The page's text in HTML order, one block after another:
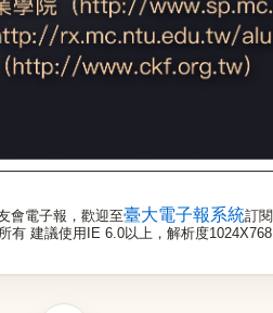
會電子報，歡迎至臺大電子報系統訂閱
有 建議使用IE 6.0以上，解析度1024X768